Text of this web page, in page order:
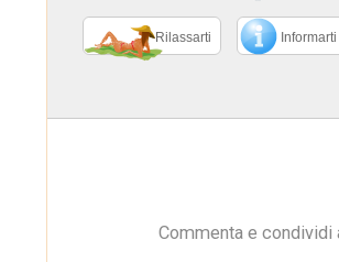
Rilassarti Informarti
Commenta e